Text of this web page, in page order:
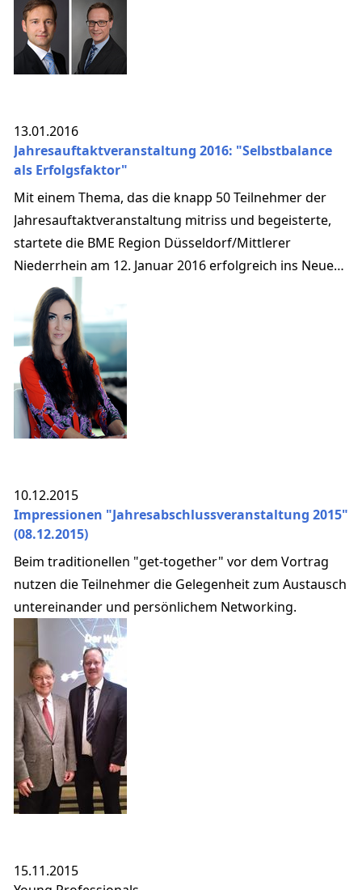
13.01.2016
Jahresauftaktveranstaltung 2016: "Selbstbalance
als Erfolgsfaktor"
Mit einem Thema, das die knapp 50 Teilnehmer der
Jahresauftaktveranstaltung mitriss und begeisterte,
startete die BME Region Düsseldorf/Mittlerer
Niederrhein am 12. Januar 2016 erfolgreich ins Neue
10.12.2015
Impressionen "Jahresabschlussveranstaltung 2015"
(08.12.2015)
Beim traditionellen "get-together" vor dem Vortrag
nutzen die Teilnehmer die Gelegenheit zum Austausch
untereinander und persönlichem Networking.
15.11.2015